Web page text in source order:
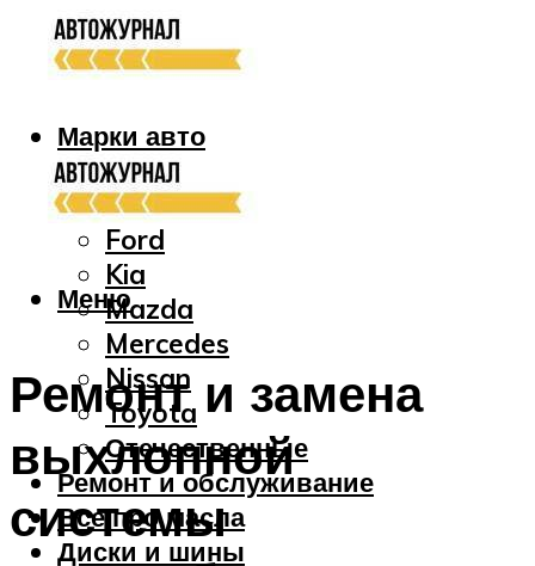
Марки авто
Audi
Bmw
Ford
Kia
Mazda
Mercedes
Nissan
Toyota
Отечественные
Ремонт и обслуживание
Все про масла
Диски и шины
Меню
Ремонт и замена
выхлопной
системы